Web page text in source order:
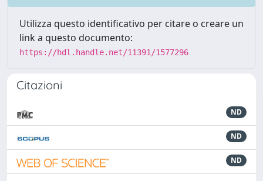
Utilizza questo identificativo per citare o creare un
link a questo documento:
https://hdl.handle.net/11391/1577296
Citazioni
ND
ND
ND